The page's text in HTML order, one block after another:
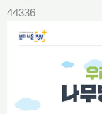
44336